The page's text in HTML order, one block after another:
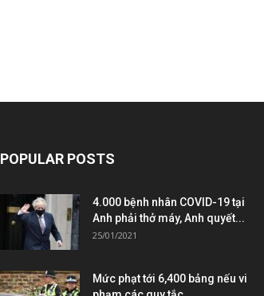
POPULAR POSTS
4.000 bệnh nhân COVID-19 tại
Anh phải thở máy, Anh quyết...
25/01/2021
Mức phạt tới 6,400 bảng nếu vi